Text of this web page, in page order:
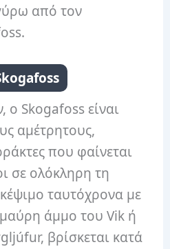
από τον
Skogafoss είναι
αμέτρητους,
που φαίνεται
σε ολόκληρη τη
ταυτόχρονα με
μαύρη άμμο του Vik ή
βρίσκεται κατά